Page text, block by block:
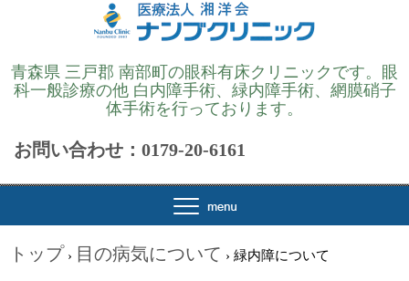
青森県 三戸郡 南部町の眼科有床クリニックです。眼
科一般診療の他 白内障手術、緑内障手術、網膜硝子
体手術を行っております。
お問い合わせ：0179-20-6161
トップ › 目の病気について › 緑内障について